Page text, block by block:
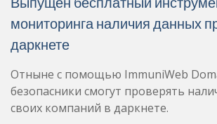
мониторинга наличия данных
даркнете
Отныне с помощью ImmuniWeb
безопасники смогут проверять
своих компаний в даркнете.